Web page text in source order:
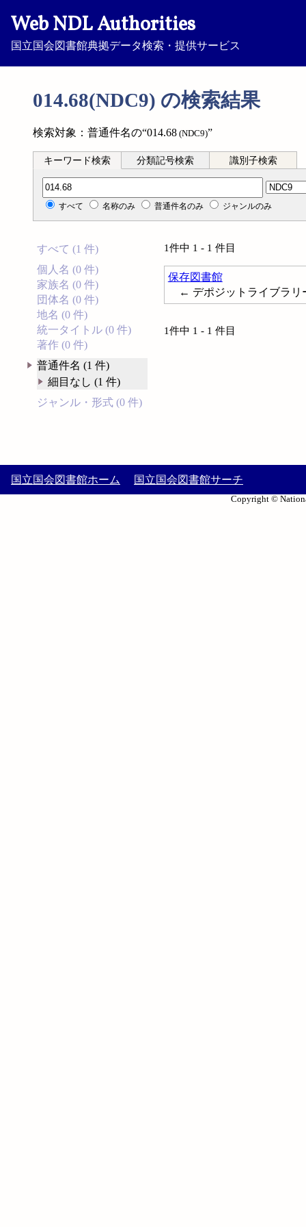
Web NDL Authorities
国立国会図書館典拠データ検索・提供サービス
014.68(NDC9) の検索結果
検索対象：普通件名の“014.68 (NDC9)”
キーワード検索 分類記号検索 識別子検索
分類記号検索
すべて 名称のみ 普通件名のみ ジャンルのみ
すべて (1 件)
個人名 (0 件)
家族名 (0 件)
団体名 (0 件)
地名 (0 件)
統一タイトル (0 件)
著作 (0 件)
普通件名 (1 件)
細目なし (1 件)
ジャンル・形式 (0 件)
1件中 1 - 1 件目
保存図書館
← デポジットライブラリ
1件中 1 - 1 件目
国立国会図書館ホーム 国立国会図書館サーチ
Copyright ©